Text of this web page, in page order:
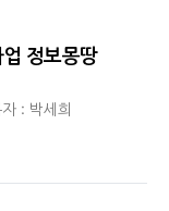
정보몽땅
: 박세희